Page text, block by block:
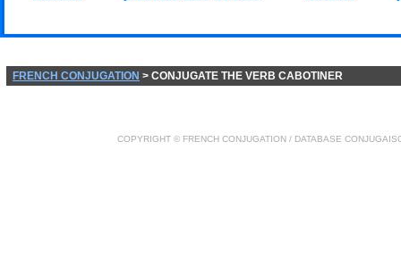
FRENCH CONJUGATION > CONJUGATE THE VERB CABOTINER
COPYRIGHT © FRENCH CONJUGATION / DATABASE